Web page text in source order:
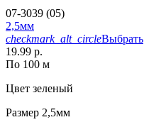
07-3039 (05)
2,5мм
checkmark_alt_circleВыбрать
19.99 р.
По 100 м
Цвет зеленый
Размер 2,5мм